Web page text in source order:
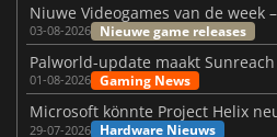
03-08-2026 Nieuwe game releases
01-08-2026 Gaming News
29-07-2026 Hardware Nieuws